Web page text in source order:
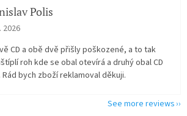
Polis
rating is 2 out of 5 stars.
2026
CD a obě dvě přišly poškozené, a to tak
roh kde se obal otevírá a druhý obal CD
bych zboží reklamoval děkuji.
See more reviews